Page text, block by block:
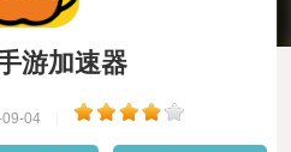
游加速器
09-04